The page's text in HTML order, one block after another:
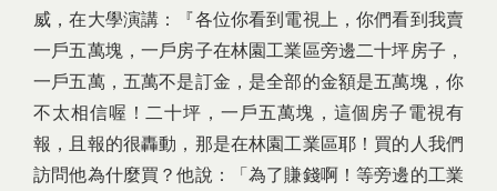
威，在大學演講：『各位你看到電視上，你們看到我賣
一戶五萬塊，一戶房子在林園工業區旁邊二十坪房子，
一戶五萬，五萬不是訂金，是全部的金額是五萬塊，你
不太相信喔！二十坪，一戶五萬塊，這個房子電視有
報，且報的很轟動，那是在林園工業區耶！買的人我們
訪問他為什麼買？他說：「為了賺錢啊！等旁邊的工業